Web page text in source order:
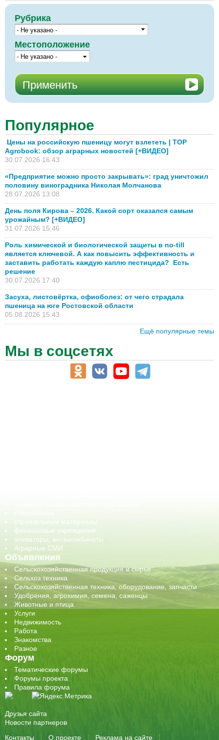
Рубрика
Местоположение
Популярное
Цены на российскую пшеницу могут взлететь | TOP
Agrobook: обзор аграрных новостей [+ВИДЕО]
30.07.2026 16:43
«Предприятие можно просто закрывать»: град уничтожил
половину виноградника Николая Молчанова
28.07.2026 13:08
День поля Кирова – 2026. Какой сорт оказался самым
урожайным? [+ВИДЕО]
31.07.2026 15:46
Роль химической и биологической защиты в no-till
является ключевой. А как повысить эффективность и
заставить работать каждую каплю пестицида? Есть
решение
30.07.2026 17:40
Засуха, листовёртка, офиоболез: от чего страдала
пшеница на юге Ростовской области
05.08.2026 15:43
Ещё популярные темы
Мы в соцсетях
строительные материалы
финансовые учреждения
элеваторы, мелькомбинаты
Аграрные СМИ
Объявления
Сельскохозяйственная продукция и сырье
Сельхоз техника
Сельскохозяйственная техника, оборудование, запчасти
Удобрения, агрохимия, семена, саженцы
Животные и птица
Услуги
Недвижимость
Работа
Знакомства
Разное
Форум
Тематические форумы
Форумы проекта
Правила форума
Друзья сайта
Новости партнеров
Контакты
О проекте Реклама на сайте